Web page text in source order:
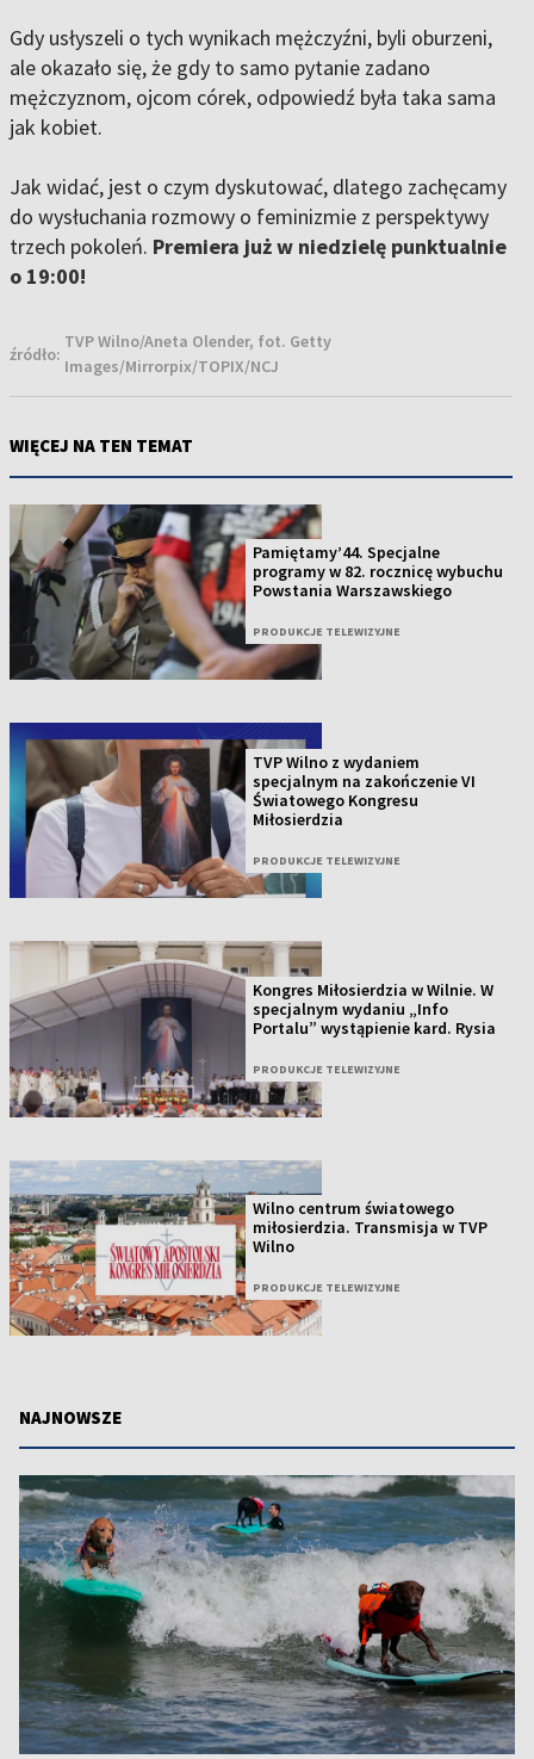
Gdy usłyszeli o tych wynikach mężczyźni, byli oburzeni,
ale okazało się, że gdy to samo pytanie zadano
mężczyznom, ojcom córek, odpowiedź była taka sama
jak kobiet.
Jak widać, jest o czym dyskutować, dlatego zachęcamy
do wysłuchania rozmowy o feminizmie z perspektywy
trzech pokoleń. Premiera już w niedzielę punktualnie
o 19:00!
źródło:
TVP Wilno/Aneta Olender, fot. Getty
Images/Mirrorpix/TOPIX/NCJ
WIĘCEJ NA TEN TEMAT
Pamiętamy’44. Specjalne
programy w 82. rocznicę wybuchu
Powstania Warszawskiego
PRODUKCJE TELEWIZYJNE
TVP Wilno z wydaniem
specjalnym na zakończenie VI
Światowego Kongresu
Miłosierdzia
PRODUKCJE TELEWIZYJNE
Kongres Miłosierdzia w Wilnie. W
specjalnym wydaniu „Info
Portalu” wystąpienie kard. Rysia
PRODUKCJE TELEWIZYJNE
Wilno centrum światowego
miłosierdzia. Transmisja w TVP
Wilno
PRODUKCJE TELEWIZYJNE
NAJNOWSZE